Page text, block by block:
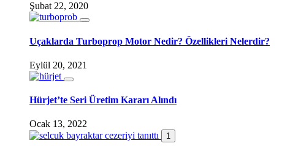
Şubat 22, 2020
Uçaklarda Turboprop Motor Nedir? Özellikleri Nelerdir?
Eylül 20, 2021
Hürjet’te Seri Üretim Kararı Alındı
Ocak 13, 2022
1